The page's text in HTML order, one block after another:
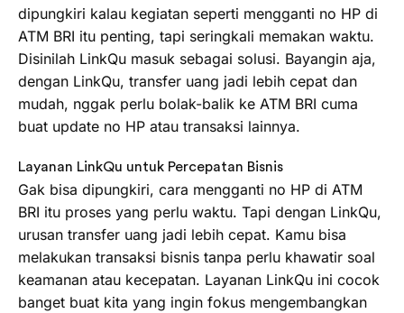
dipungkiri kalau kegiatan seperti mengganti no HP di
ATM BRI itu penting, tapi seringkali memakan waktu.
Disinilah LinkQu masuk sebagai solusi. Bayangin aja,
dengan LinkQu, transfer uang jadi lebih cepat dan
mudah, nggak perlu bolak-balik ke ATM BRI cuma
buat update no HP atau transaksi lainnya.
Layanan LinkQu untuk Percepatan Bisnis
Gak bisa dipungkiri, cara mengganti no HP di ATM
BRI itu proses yang perlu waktu. Tapi dengan LinkQu,
urusan transfer uang jadi lebih cepat. Kamu bisa
melakukan transaksi bisnis tanpa perlu khawatir soal
keamanan atau kecepatan. Layanan LinkQu ini cocok
banget buat kita yang ingin fokus mengembangkan